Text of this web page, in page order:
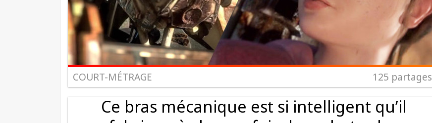
COURT-MÉTRAGE 125 partages
Ce bras mécanique est si intelligent qu’il